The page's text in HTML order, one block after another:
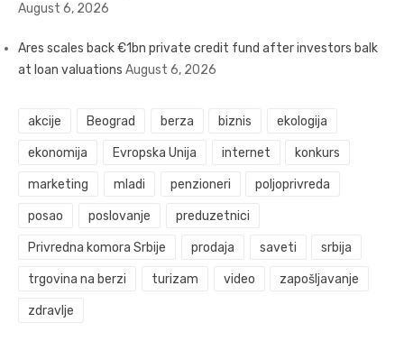
August 6, 2026
Ares scales back €1bn private credit fund after investors balk
at loan valuations August 6, 2026
akcije Beograd berza biznis ekologija
ekonomija Evropska Unija internet konkurs
marketing mladi penzioneri poljoprivreda
posao poslovanje preduzetnici
Privredna komora Srbije prodaja saveti srbija
trgovina na berzi turizam video zapošljavanje
zdravlje